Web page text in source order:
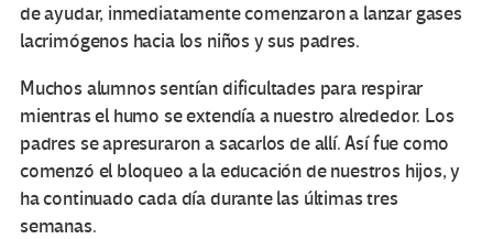
de ayudar, inmediatamente comenzaron a lanzar gases
lacrimógenos hacia los niños y sus padres.
Muchos alumnos sentían dificultades para respirar
mientras el humo se extendía a nuestro alrededor. Los
padres se apresuraron a sacarlos de allí. Así fue como
comenzó el bloqueo a la educación de nuestros hijos, y
ha continuado cada día durante las últimas tres
semanas.